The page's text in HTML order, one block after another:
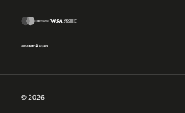
©2026